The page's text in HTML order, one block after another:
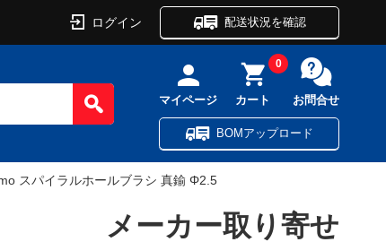
ログイン 配送状況を確認
マイページ カート
0
お問合せ
BOMアップロード
スパイラルホールブラシ 真鍮 Φ2.5
メーカー取り寄せ